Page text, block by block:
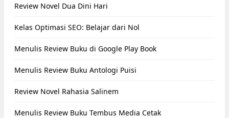
Review Novel Dua Dini Hari
Kelas Optimasi SEO: Belajar dari Nol
Menulis Review Buku di Google Play Book
Menulis Review Buku Antologi Puisi
Review Novel Rahasia Salinem
Menulis Review Buku Tembus Media Cetak